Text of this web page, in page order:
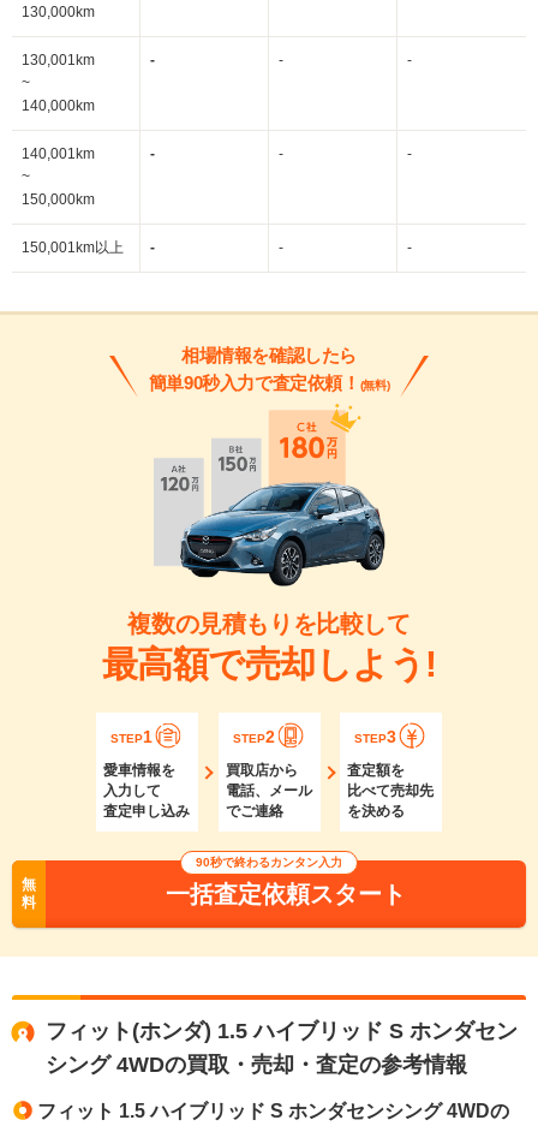
130,000km
130,001km
~
140,000km
- - -
140,001km
~
150,000km
- - -
150,001km以上 - - -
相場情報を確認したら
簡単90秒入力で査定依頼！ (無料)
複数の見積もりを比較して
最高額で売却しよう!
STEP1
愛車情報を
入力して
査定申し込み
STEP2
買取店から
電話、メール
でご連絡
STEP3
査定額を
比べて売却先
を決める
無
料
90秒で終わるカンタン入力
一括査定依頼スタート
フィット(ホンダ) 1.5 ハイブリッド S ホンダセン
シング 4WDの買取・売却・査定の参考情報
フィット 1.5 ハイブリッド S ホンダセンシング 4WDの